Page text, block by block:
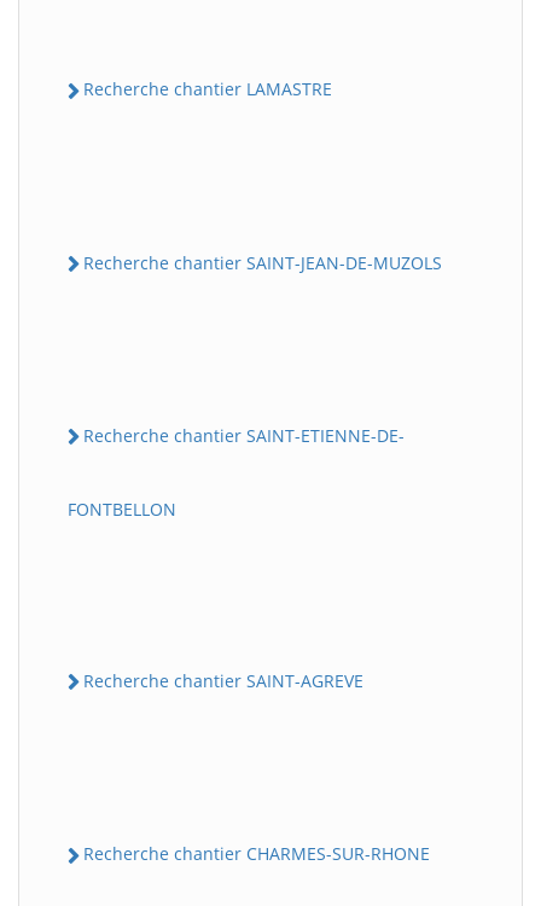
Recherche chantier LAMASTRE
Recherche chantier SAINT-JEAN-DE-MUZOLS
Recherche chantier SAINT-ETIENNE-DE-
FONTBELLON
Recherche chantier SAINT-AGREVE
Recherche chantier CHARMES-SUR-RHONE